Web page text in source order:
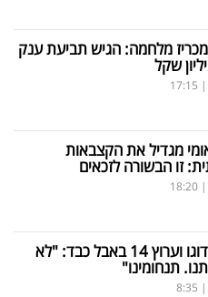
מלחמה: הגיש תביעת ענק
|
17:15
מגדיל את הקצבאות
זו הבשורה לזכאים
|
18:20
יעקב ברדוגו וערוץ 14 באבל כבד: "לא
תנחומינו"
|
8:35